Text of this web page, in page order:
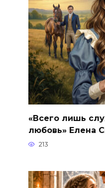
«Всего лишь
любовь» Елена
213